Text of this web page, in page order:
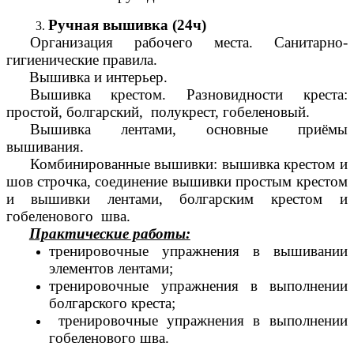
Ручная вышивка (24ч)
Организация рабочего места. Санитарно-
гигиенические правила.
Вышивка и интерьер.
Вышивка крестом. Разновидности креста:
простой, болгарский, полукрест, гобеленовый.
Вышивка лентами, основные приёмы
вышивания.
Комбинированные вышивки: вышивка крестом и
шов строчка, соединение вышивки простым крестом
и вышивки лентами, болгарским крестом и
гобеленового шва.
Практические работы:
тренировочные упражнения в вышивании
элементов лентами;
тренировочные упражнения в выполнении
болгарского креста;
тренировочные упражнения в выполнении
гобеленового шва.